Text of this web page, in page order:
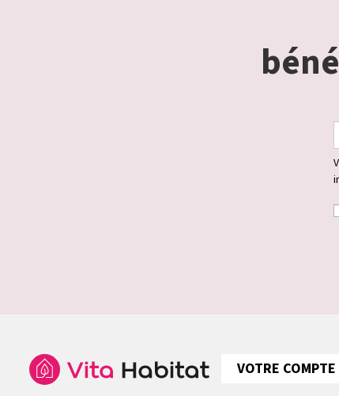
VOTRE COMPTE